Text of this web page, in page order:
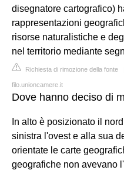
disegnatore cartografico)
rappresentazioni
risorse naturalistiche e
nel territorio mediante
Richiesta di rimozione della fonte
filo.unioncamere.it
Dove hanno deciso di
In alto è posizionato il
sinistra l'ovest e alla sua
orientate le carte
geografiche non avevano